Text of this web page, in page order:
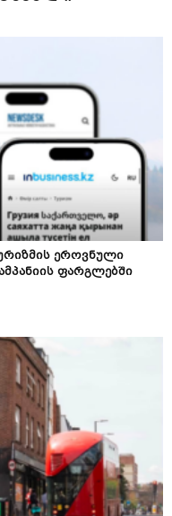
ეროვნული
ფარგლებში